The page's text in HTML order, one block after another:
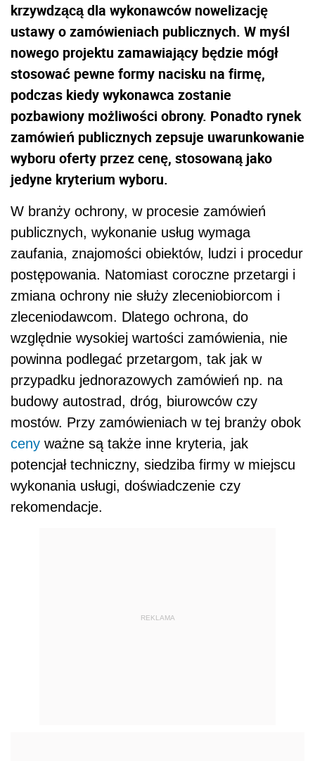
krzywdzącą dla wykonawców nowelizację
ustawy o zamówieniach publicznych. W myśl
nowego projektu zamawiający będzie mógł
stosować pewne formy nacisku na firmę,
podczas kiedy wykonawca zostanie
pozbawiony możliwości obrony. Ponadto rynek
zamówień publicznych zepsuje uwarunkowanie
wyboru oferty przez cenę, stosowaną jako
jedyne kryterium wyboru.
W branży ochrony, w procesie zamówień
publicznych, wykonanie usług wymaga
zaufania, znajomości obiektów, ludzi i procedur
postępowania. Natomiast coroczne przetargi i
zmiana ochrony nie służy zleceniobiorcom i
zleceniodawcom. Dlatego ochrona, do
względnie wysokiej wartości zamówienia, nie
powinna podlegać przetargom, tak jak w
przypadku jednorazowych zamówień np. na
budowy autostrad, dróg, biurowców czy
mostów. Przy zamówieniach w tej branży obok
ceny ważne są także inne kryteria, jak
potencjał techniczny, siedziba firmy w miejscu
wykonania usługi, doświadczenie czy
rekomendacje.
REKLAMA